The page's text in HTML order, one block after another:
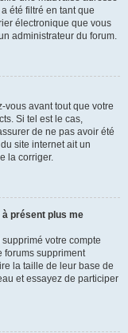
été filtré en tant que
électronique que vous
administrateur du forum.
vous avant tout que votre
Si tel est le cas,
de ne pas avoir été
site internet ait un
la corriger.
présent plus me
supprimé votre compte
forums suppriment
la taille de leur base de
et essayez de participer